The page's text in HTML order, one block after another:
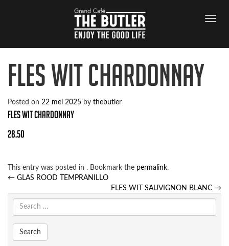
FLES WIT CHARDONNAY
Posted on 22 mei 2025 by thebutler
FLES WIT CHARDONNAY
28.50
This entry was posted in . Bookmark the permalink.
Post
← GLAS ROOD TEMPRANILLO
FLES WIT SAUVIGNON BLANC →